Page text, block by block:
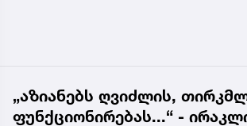
„აზიანებს ღვიძლის,
ფუნქციონირებას...“ -